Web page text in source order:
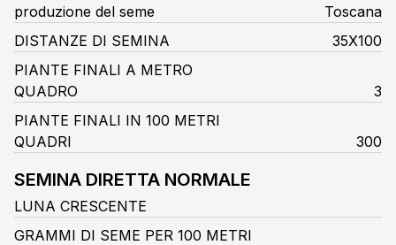
produzione del seme
Toscana
DISTANZE DI SEMINA
35X100
PIANTE FINALI A METRO
QUADRO
3
PIANTE FINALI IN 100 METRI
QUADRI
300
SEMINA DIRETTA NORMALE
LUNA CRESCENTE
GRAMMI DI SEME PER 100 METRI